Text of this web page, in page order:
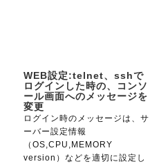
WEB設定:telnet、sshで
ログインした時の、コンソ
ール画面へのメッセージを
変更
ログイン時のメッセージは、サ
ーバー設定情報
（OS,CPU,MEMORY
version）などを適切に設定し